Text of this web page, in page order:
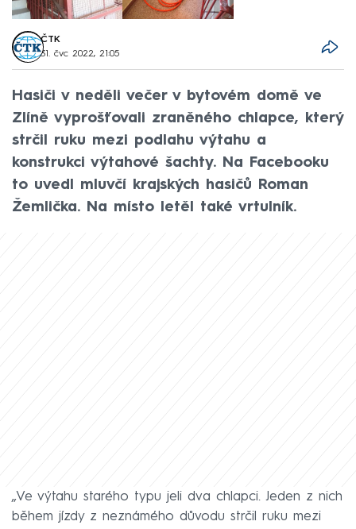
ČTK
31. čvc 2022, 21:05
Hasiči v neděli večer v bytovém domě ve
Zlíně vyprošťovali zraněného chlapce, který
strčil ruku mezi podlahu výtahu a
konstrukci výtahové šachty. Na Facebooku
to uvedl mluvčí krajských hasičů Roman
Žemlička. Na místo letěl také vrtulník.
„Ve výtahu starého typu jeli dva chlapci. Jeden z nich
během jízdy z neznámého důvodu strčil ruku mezi